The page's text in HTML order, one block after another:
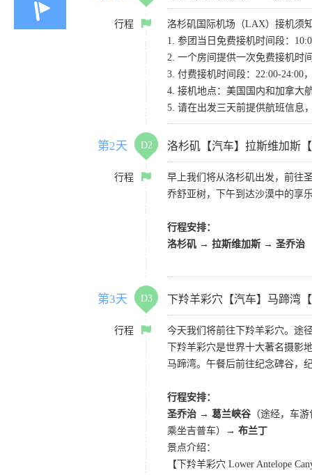
行程
洛杉矶国际机场（LAX）接机须
1. 参团当日免费接机时间段：
2. 一个房间提供一次免费接机时
3. 付费接机时间段：22:00-24:00
4. 接机地点：美国国内和加拿大
5. 请在出发三天前提供航班信息
第2天 D2 洛杉矶【汽车】拉斯维加斯
行程
早上我们将从洛杉矶出发，前往
乔舒亚树，下午到达沙漠中的享
行程安排：
洛杉矶 → 拉斯维加斯 → 圣乔治
第3天 D3 下羚羊彩穴【汽车】马蹄湾
行程
今天我们将前往下羚羊彩穴。途
下羚羊彩穴是世界十大著名摄
马蹄湾。午餐后前往纪念碑谷，
行程安排：
圣乔治 → 葛兰峡谷 （途经，车
乘坐吉普车）→ 布兰丁
景点介绍：
【下羚羊彩穴 Lower Antelope